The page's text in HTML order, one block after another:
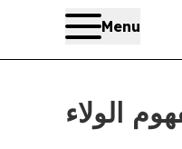
Menu
الولاء